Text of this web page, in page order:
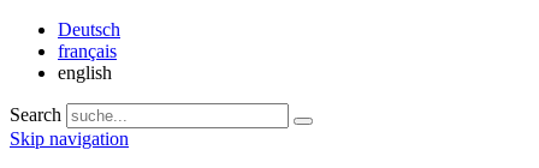
Deutsch
français
english
Search
Skip navigation